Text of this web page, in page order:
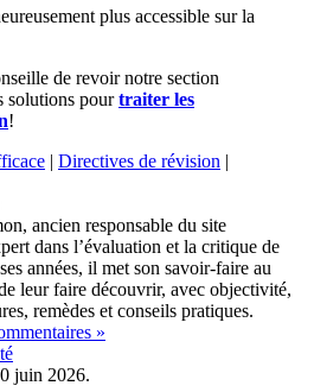
plus accessible sur la
de revoir notre section
solutions pourtraiter les
!
| Directives de révision |
ancien responsable du site
dans l’évaluation et la critique de
années, il met son savoir-faire au
leur faire découvrir, avec objectivité,
remèdes et conseils pratiques.
»
juin 2026.